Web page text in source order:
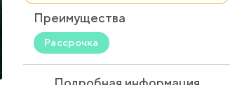
Преимущества
Рассрочка